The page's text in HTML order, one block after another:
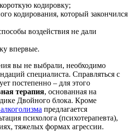
кодировку;
кодирования, который закончился
воздействия не дали
впервые.
вы не выбрали, необходимо
специалиста. Справляться с
постепенно – для этого
терапия, основанная на
Двойного блока. Кроме
предлагается
психолога (психотерапевта),
тяжелых формах агрессии.